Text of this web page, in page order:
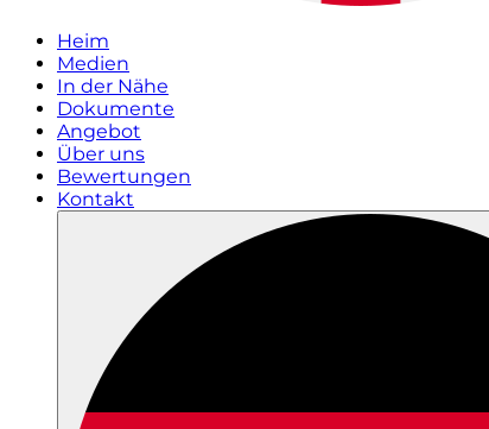
Heim
Medien
In der Nähe
Dokumente
Angebot
Über uns
Bewertungen
Kontakt